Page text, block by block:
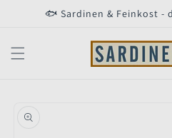
zum🐟 Sardinen & Feinkost -